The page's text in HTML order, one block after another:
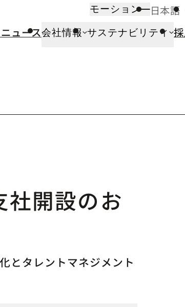
モーション 日本語
ニュース会社情報 サステナビリティ
社開設のお
とタレントマネジメント